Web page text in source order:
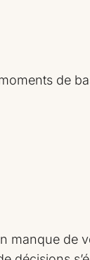
de
manque de